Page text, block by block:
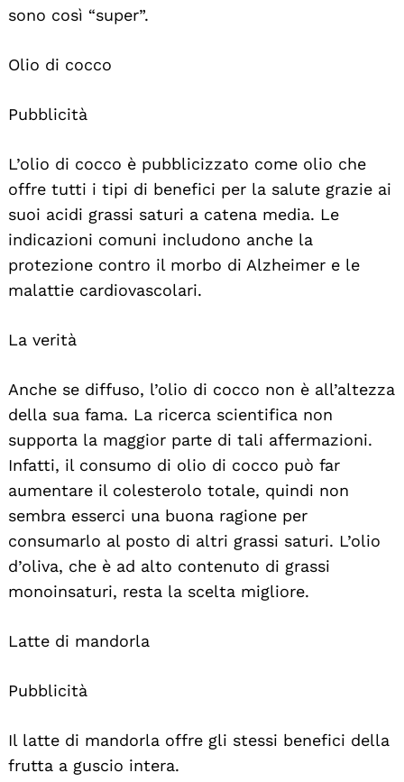
sono così “super”.
Olio di cocco
Pubblicità
L’olio di cocco è pubblicizzato come olio che
offre tutti i tipi di benefici per la salute grazie ai
suoi acidi grassi saturi a catena media. Le
indicazioni comuni includono anche la
protezione contro il morbo di Alzheimer e le
malattie cardiovascolari.
La verità
Anche se diffuso, l’olio di cocco non è all’altezza
della sua fama. La ricerca scientifica non
supporta la maggior parte di tali affermazioni.
Infatti, il consumo di olio di cocco può far
aumentare il colesterolo totale, quindi non
sembra esserci una buona ragione per
consumarlo al posto di altri grassi saturi. L’olio
d’oliva, che è ad alto contenuto di grassi
monoinsaturi, resta la scelta migliore.
Latte di mandorla
Pubblicità
Il latte di mandorla offre gli stessi benefici della
frutta a guscio intera.